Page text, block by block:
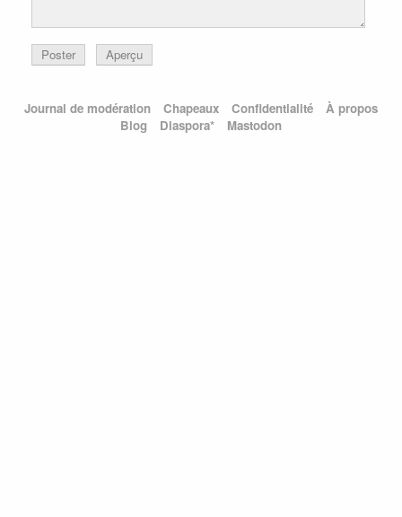
Poster Aperçu
Journal de modération Chapeaux Confidentialité
À propos
Blog
Diaspora* Mastodon